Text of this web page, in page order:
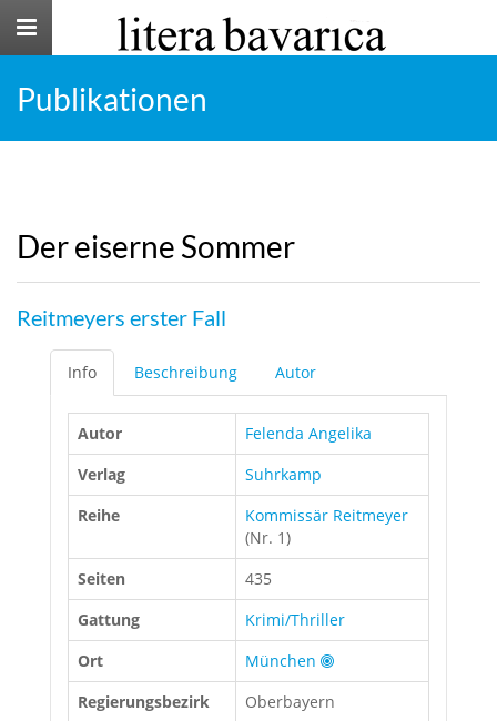
Toggle
Publikationen
Der eiserne Sommer
Reitmeyers erster Fall
Info Beschreibung Autor
Autor
Felenda Angelika
Verlag
Suhrkamp
Reihe
Kommissär Reitmeyer
(Nr. 1)
Seiten
435
Gattung
Krimi/Thriller
Ort
München
Regierungsbezirk
Oberbayern